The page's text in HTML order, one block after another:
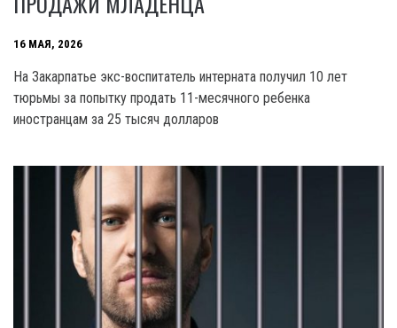
16 МАЯ, 2026
На Закарпатье экс-воспитатель интерната получил 10 лет
тюрьмы за попытку продать 11-месячного ребенка
иностранцам за 25 тысяч долларов